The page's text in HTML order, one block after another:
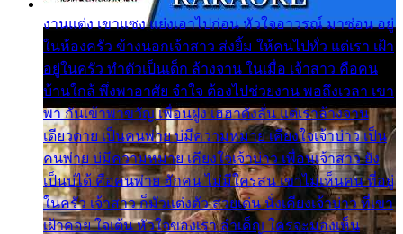
งานแต่ง เขาแซง แย่งเอาไปก่อน หัวใจอาวรณ์ มาซ่อน อยู่
ในห้องครัว ข้างนอกเจ้าสาว ส่งยิ้ม ให้คนไปทั่ว แต่เรา เฝ้า
อยู่ในครัว ทำตัวเป็นเด็ก ล้างจาน ในเมื่อ เจ้าสาว คือคน
บ้านใกล้ พึ่งพาอาศัย จำใจ ต้องไปช่วยงาน พอถึงเวลา เขา
พา กันเข้าพาขวัญ เพื่อนฝูง เฮฮาดังลั่น แต่เราล้างจาน
เดียวดาย เป็นคนพ่าย บ่มีความหมาย เคียงใจเจ้าบ่าว เป็น
คนพ่าย บ่มีความหมาย เคียงใจเจ้าบ่าว เพื่อนเจ้าสาว ยัง
เป็นบ่ได้ คือคนพ่าย ฮักคน ไม่มีใครสน เขาไม่เห็นคน ที่อยู่
ในครัว เจ้าสาว ก็มัวแต่งตัว สวยเด่น นั่งเคียงเจ้าบ่าว ที่เขา
เฝ้าคอย ใจเต้น หัวใจของเรา ลำเค็ญ ใครจะมองเห็น